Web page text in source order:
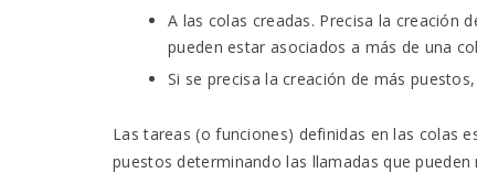
A las colas creadas. Precisa la creación
pueden estar asociados a más de una
Si se precisa la creación de más
Las tareas (o funciones) definidas en las colas
puestos determinando las llamadas que pueden